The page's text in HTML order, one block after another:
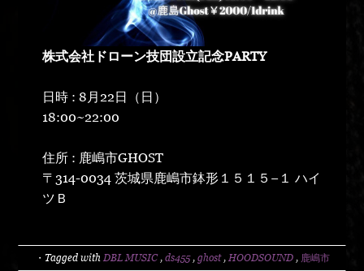
株式会社ドローン技団設立記念PARTY
日時 : 8月22日（日）
18:00~22:00
住所 : 鹿嶋市GHOST
〒314-0034 茨城県鹿嶋市鉢形１５１５−１ ハイ
ツＢ
・Tagged with DBL MUSIC , ds455 , ghost , HOODSOUND , 鹿嶋市